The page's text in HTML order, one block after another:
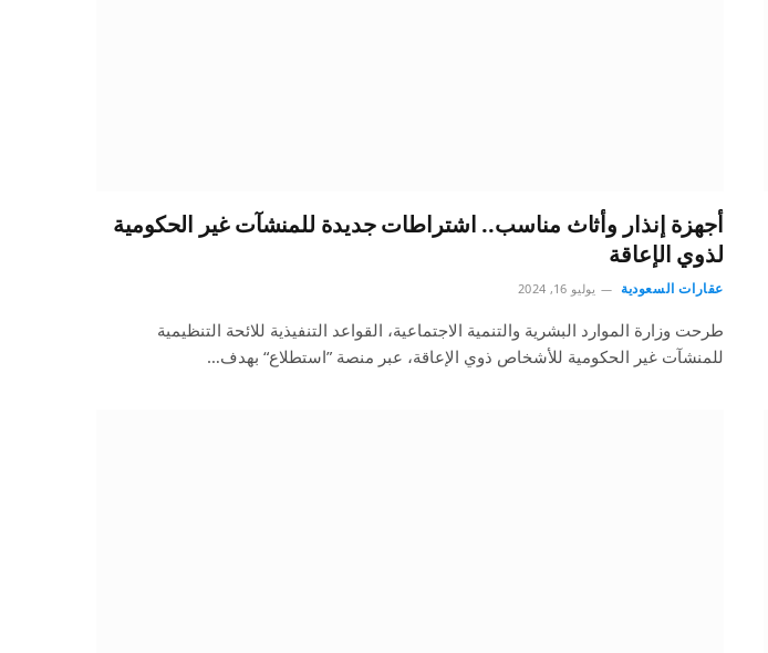
أجهزة إنذار وأثاث مناسب.. اشتراطات جديدة للمنشآت غير الحكومية
لذوي الإعاقة
عقارات السعودية يوليو 16, 2024
طرحت وزارة الموارد البشرية والتنمية الاجتماعية، القواعد التنفيذية للائحة التنظيمية
للمنشآت غير الحكومية للأشخاص ذوي الإعاقة، عبر منصة ”استطلاع“ بهدف…